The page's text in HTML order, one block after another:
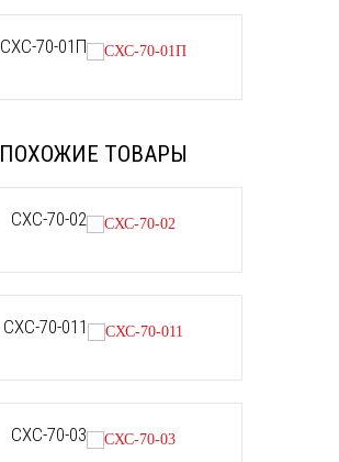
СХС-70-01П
ПОХОЖИЕ ТОВАРЫ
СХС-70-02
СХС-70-011
СХС-70-03